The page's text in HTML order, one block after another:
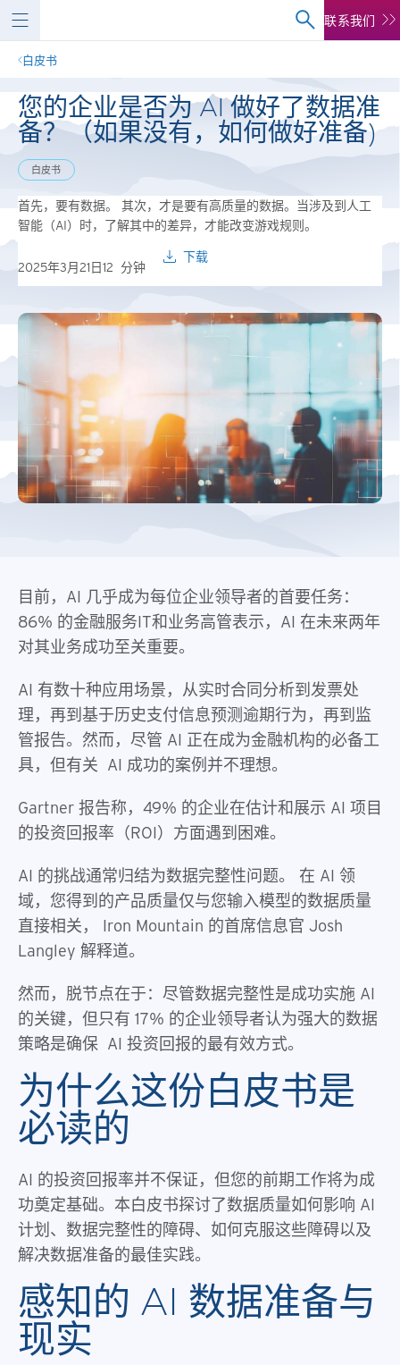
联系我们
白皮书
您的企业是否为 AI 做好了数据准
备？（如果没有，如何做好准备)
白皮书
首先，要有数据。 其次，才是要有高质量的数据。当涉及到人工
智能（AI）时，了解其中的差异，才能改变游戏规则。
2025年3月21日12 分钟
下载
目前，AI 几乎成为每位企业领导者的首要任务：
86% 的金融服务IT和业务高管表示，AI 在未来两年
对其业务成功至关重要。
AI 有数十种应用场景，从实时合同分析到发票处
理，再到基于历史支付信息预测逾期行为，再到监
管报告。然而，尽管 AI 正在成为金融机构的必备工
具，但有关 AI 成功的案例并不理想。
Gartner 报告称，49% 的企业在估计和展示 AI 项目
的投资回报率（ROI）方面遇到困难。
AI 的挑战通常归结为数据完整性问题。 在 AI 领
域，您得到的产品质量仅与您输入模型的数据质量
直接相关， Iron Mountain 的首席信息官 Josh
Langley 解释道。
然而，脱节点在于：尽管数据完整性是成功实施 AI
的关键，但只有 17% 的企业领导者认为强大的数据
策略是确保 AI 投资回报的最有效方式。
为什么这份白皮书是
必读的
AI 的投资回报率并不保证，但您的前期工作将为成
功奠定基础。本白皮书探讨了数据质量如何影响 AI
计划、数据完整性的障碍、如何克服这些障碍以及
解决数据准备的最佳实践。
感知的 AI 数据准备与
现实